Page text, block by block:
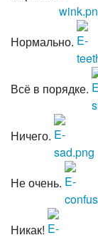
Нормально.
Всё в порядке.
Ничего.
Не очень.
Никак!